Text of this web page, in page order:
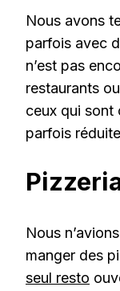
Nous avons
parfois avec
n’est pas
restaurants
ceux qui sont
parfois
Nous
manger des
seul resto